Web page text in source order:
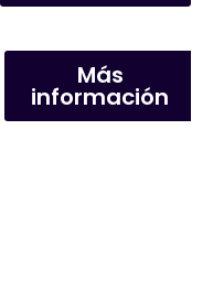
Más
información